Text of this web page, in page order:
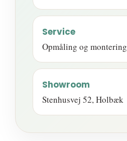
Service
Opmåling og montering
Showroom
Stenhusvej 52, Holbæk